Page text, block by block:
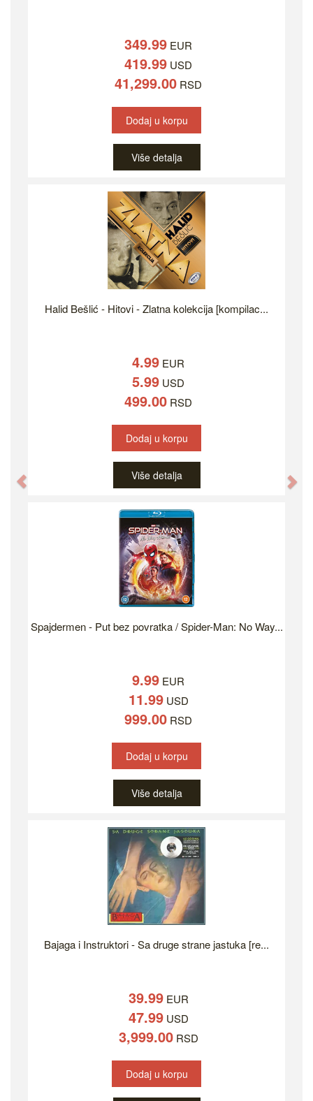
349.99 EUR
419.99 USD
41,299.00 RSD
Dodaj u korpu
Više detalja
Halid Bešlić - Hitovi - Zlatna kolekcija [kompilac...
4.99 EUR
5.99 USD
499.00 RSD
Dodaj u korpu
Više detalja
Spajdermen - Put bez povratka / Spider-Man: No Way...
9.99 EUR
11.99USD
999.00 RSD
Dodaj u korpu
Više detalja
Bajaga i Instruktori - Sa druge strane jastuka [re...
39.99EUR
47.99USD
3,999.00RSD
Dodaj u korpu